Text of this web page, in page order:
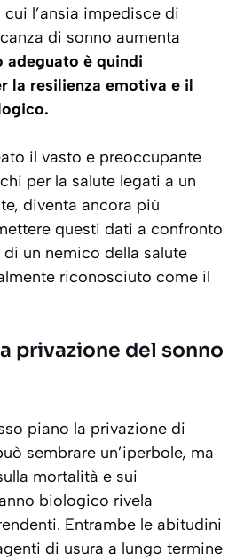
l’ansia impedisce di
di sonno aumenta
adeguato è quindi
la resilienza emotiva e il
il vasto e preoccupante
per la salute legati a un
diventa ancora più
questi dati a confronto
un nemico della salute
riconosciuto come il
privazione del sonno
piano la privazione di
sembrare un’iperbole, ma
mortalità e sui
biologico rivela
Entrambe le abitudini
di usura a lungo termine